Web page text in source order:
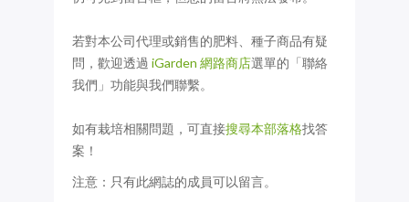
若對本公司代理或銷售的肥料、種子商品有疑
問，歡迎透過 iGarden 網路商店選單的「聯絡
我們」功能與我們聯繫。
如有栽培相關問題，可直接搜尋本部落格找答
案！
注意：只有此網誌的成員可以留言。